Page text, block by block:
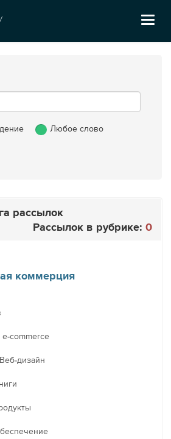
Любое слово
рассылок
Рассылок в рубрике: 0
коммерция
e-commerce
дизайн